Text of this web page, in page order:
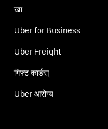
खा
Uber for Business
Uber Freight
गिफ्ट कार्डस्
Uber आरोग्य